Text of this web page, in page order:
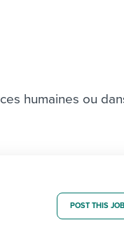
humaines ou
POST THIS